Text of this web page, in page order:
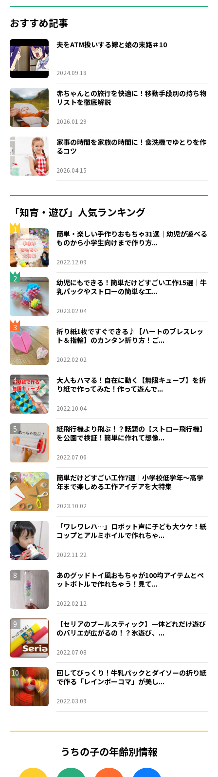
おすすめ記事
夫をATM扱いする嫁と娘の末路＃10
2024.09.18
赤ちゃんとの旅行を快適に！移動手段別の持ち物
リストを徹底解説
2026.01.29
家事の時間を家族の時間に！食洗機でゆとりを作
るコツ
2026.04.15
「知育・遊び」人気ランキング
1
簡単・楽しい手作りおもちゃ31選｜幼児が遊べる
ものから小学生向けまで作り方...
2022.12.09
2
幼児にもできる！簡単だけどすごい工作15選｜牛
乳パックやストローの簡単な工...
2023.02.04
3
折り紙1枚ですぐできる♪【ハートのブレスレッ
ト＆指輪】のカンタン折り方！ご...
2022.02.02
4
大人もハマる！自在に動く【無限キューブ】を折
り紙で作ってみた！作って遊んで...
2022.10.04
5
紙飛行機より飛ぶ！？話題の【ストロー飛行機】
を公園で検証！簡単に作れて想像...
2022.07.06
6
簡単だけどすごい工作7選｜小学校低学年〜高学
年まで楽しめる工作アイデアを大特集
2023.10.02
7
「ワレワレハ…」ロボット声に子ども大ウケ！紙
コップとアルミホイルで作れちゃ...
2022.11.22
8
あのグッドトイ風おもちゃが100均アイテムとペ
ットボトルで作れちゃう！見て...
2022.02.12
9
【セリアのプールスティック】一体どれだけ遊び
のバリエが広がるの！？氷遊び、...
2022.07.08
10
回してびっくり！牛乳パックとダイソーの折り紙
で作る「レインボーコマ」が美し...
2022.03.09
うちの子の年齢別情報